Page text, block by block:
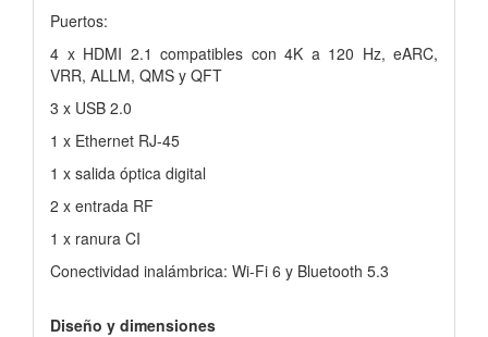
Puertos:
4 x HDMI 2.1 compatibles con 4K a 120 Hz, eARC,
VRR, ALLM, QMS y QFT
3 x USB 2.0
1 x Ethernet RJ-45
1 x salida óptica digital
2 x entrada RF
1 x ranura CI
Conectividad inalámbrica: Wi-Fi 6 y Bluetooth 5.3
Diseño y dimensiones